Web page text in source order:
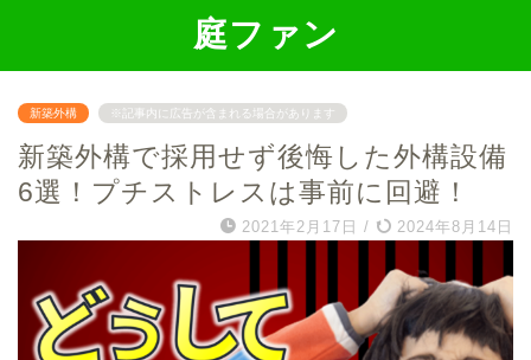
庭ファン
新築外構 ※記事内に広告が含まれる場合があります
新築外構で採用せず後悔した外構設備
6選！プチストレスは事前に回避！
2021年2月17日 / 2024年8月14日